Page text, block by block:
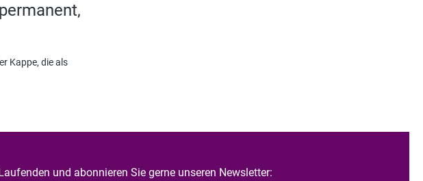
Kappe, die als
und abonnieren Sie gerne unseren Newsletter: